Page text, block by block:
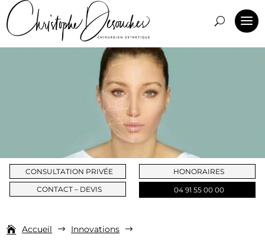
CONSULTATION PRIVÉE
CONTACT – DEVIS
HONORAIRES
04 91 55 00 00
Accueil $ Innovations $